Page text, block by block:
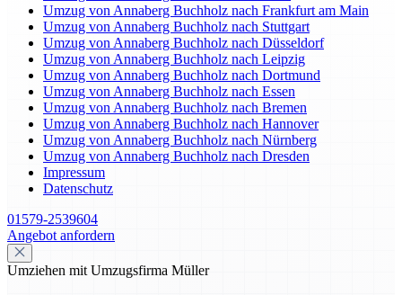
Umzug von Annaberg Buchholz nach Frankfurt am Main
Umzug von Annaberg Buchholz nach Stuttgart
Umzug von Annaberg Buchholz nach Düsseldorf
Umzug von Annaberg Buchholz nach Leipzig
Umzug von Annaberg Buchholz nach Dortmund
Umzug von Annaberg Buchholz nach Essen
Umzug von Annaberg Buchholz nach Bremen
Umzug von Annaberg Buchholz nach Hannover
Umzug von Annaberg Buchholz nach Nürnberg
Umzug von Annaberg Buchholz nach Dresden
Impressum
Datenschutz
01579-2539604
Angebot anfordern
Umziehen mit Umzugsfirma Müller